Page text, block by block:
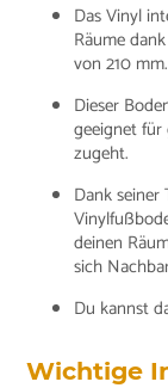
Das Vinyl
Räume
von 210 mm.
Dieser
geeignet für
zugeht.
Dank
deinen
sich
Du kannst
Wichtige